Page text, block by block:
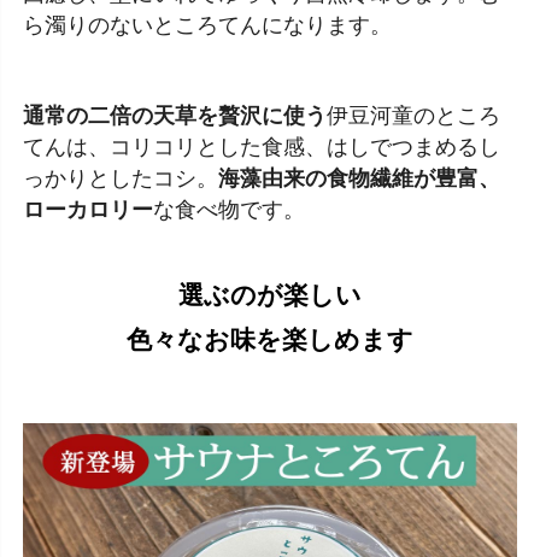
ら濁りのないところてんになります。
通常の二倍の天草を贅沢に使う 伊豆河童のところ
てんは、コリコリとした食感、はしでつまめるし
っかりとしたコシ。 海藻由来の食物繊維が豊富、
ローカロリーな食べ物です。
選ぶのが楽しい
色々なお味を楽しめます